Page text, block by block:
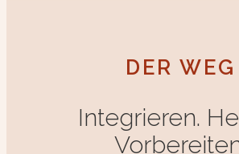
DER WEG
Integrieren.